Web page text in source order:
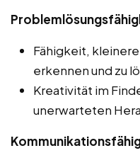
Fähigkeit,
erkennen und zu
Kreativität im
unerwarteten